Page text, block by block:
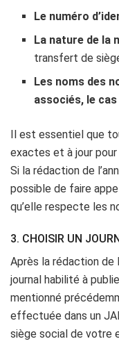
Le numéro
La nature de la
transfert de
Les noms des
associés, le
Il est essentiel que
exactes et à jour pour
Si la rédaction de
possible de faire
qu’elle respecte les
3. CHOISIR UN
Après la rédaction de
journal habilité à
mentionné
effectuée dans un
siège social de votre